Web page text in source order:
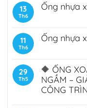
13
Th6
Ống nhựa
11
Th6
Ống nhựa
29
Th5
🔶 ỐNG
NGẦM –
CÔNG